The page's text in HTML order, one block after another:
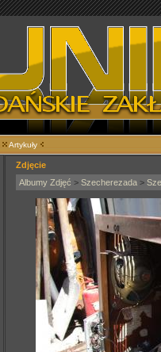
Artykuły
Zdjęcie
Albumy Zdjęć > Szecherezada >